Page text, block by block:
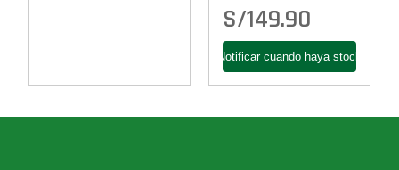
S/149.90